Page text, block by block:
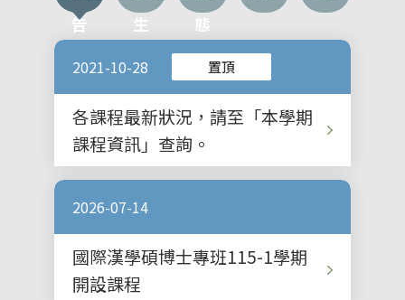
告
生
態
2021-10-28 置頂
各課程最新狀況，請至「本學期
課程資訊」查詢。
2026-07-14
國際漢學碩博士專班115-1學期
開設課程